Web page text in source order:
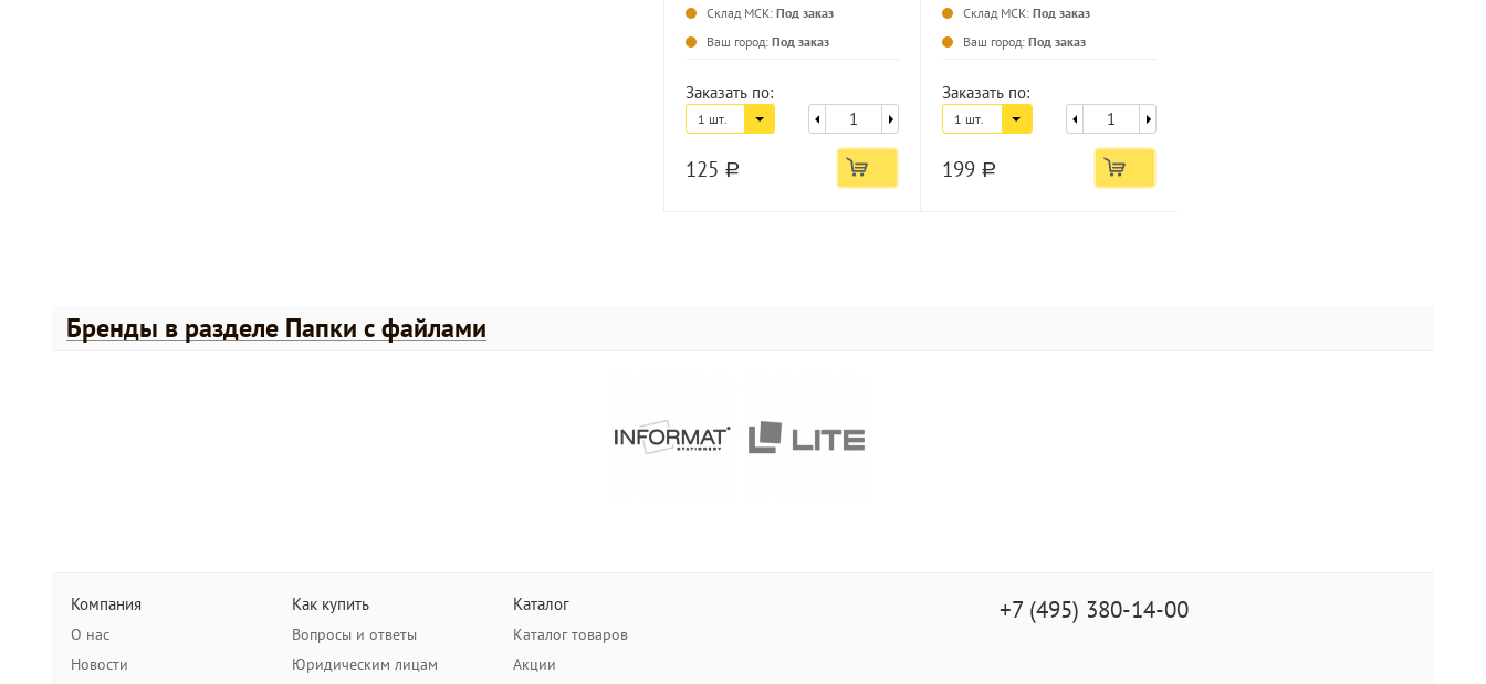
Склад МСК: Под заказ
Ваш город: Под заказ
Заказать по:
1 шт.
125 a
Склад МСК: Под заказ
Ваш город: Под заказ
Заказать по:
1 шт.
199 a
Бренды в разделе Папки с файлами
Компания
О нас
Новости
Как купить
Вопросы и ответы
Юридическим лицам
Каталог
Каталог товаров
Акции
+7 (495) 380-14-00